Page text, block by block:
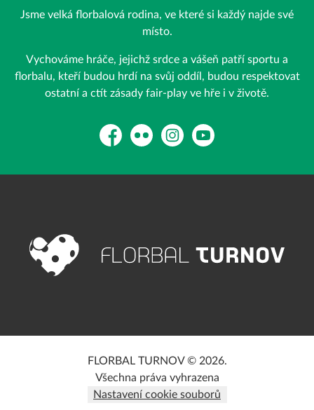
Jsme velká florbalová rodina, ve které si každý najde své
místo.
Vychováme hráče, jejichž srdce a vášeň patří sportu a
florbalu, kteří budou hrdí na svůj oddíl, budou respektovat
ostatní a ctít zásady fair-play ve hře i v životě.
FacebookFlickr InstagramYouTube
FLORBAL TURNOV © 2026.
Všechna práva vyhrazena
Nastavení cookie souborů